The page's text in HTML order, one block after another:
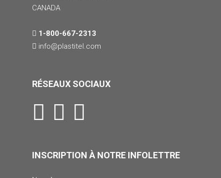
CANADA
1-800-667-2313
info@plastitel.com
RÉSEAUX SOCIAUX
INSCRIPTION À NOTRE INFOLETTRE